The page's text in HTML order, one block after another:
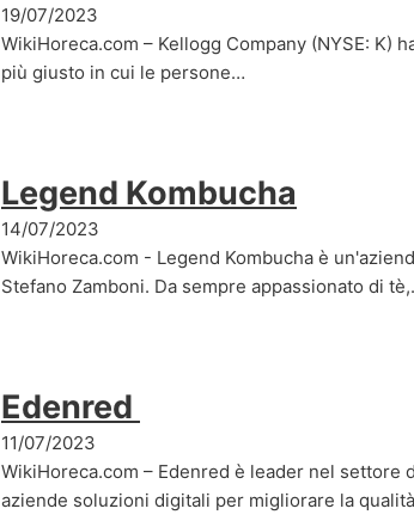
19/07/2023
WikiHoreca.com – Kellogg Company (NYSE: K)
più giusto in cui le persone…
Legend Kombucha
14/07/2023
WikiHoreca.com - Legend Kombucha è
Stefano Zamboni. Da sempre appassionato di
Edenred
11/07/2023
WikiHoreca.com – Edenred è leader nel
aziende soluzioni digitali per migliorare la